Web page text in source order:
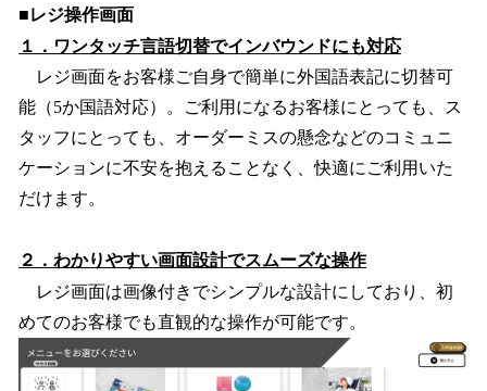
■レジ操作画面
１．ワンタッチ言語切替でインバウンドにも対応
レジ画面をお客様ご自身で簡単に外国語表記に切替可
能（5か国語対応）。ご利用になるお客様にとっても、ス
タッフにとっても、オーダーミスの懸念などのコミュニ
ケーションに不安を抱えることなく、快適にご利用いた
だけます。
２．わかりやすい画面設計でスムーズな操作
レジ画面は画像付きでシンプルな設計にしており、初
めてのお客様でも直観的な操作が可能です。